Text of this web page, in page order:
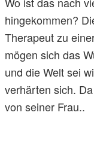
hingekommen?
Therapeut zu
mögen sich das
und die Welt sei
verhärten sich.
von seiner Frau..